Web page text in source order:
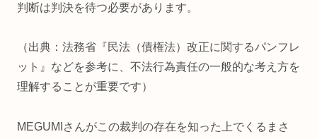
判断は判決を待つ必要があります。
（出典：法務省『民法（債権法）改正に関するパンフレ
ット』などを参考に、不法行為責任の一般的な考え方を
理解することが重要です）
MEGUMIさんがこの裁判の存在を知った上でくるまさ